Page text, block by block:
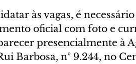
às vagas, é
oficial com foto e
presencialmente à
Barbosa, nº 9.244, no